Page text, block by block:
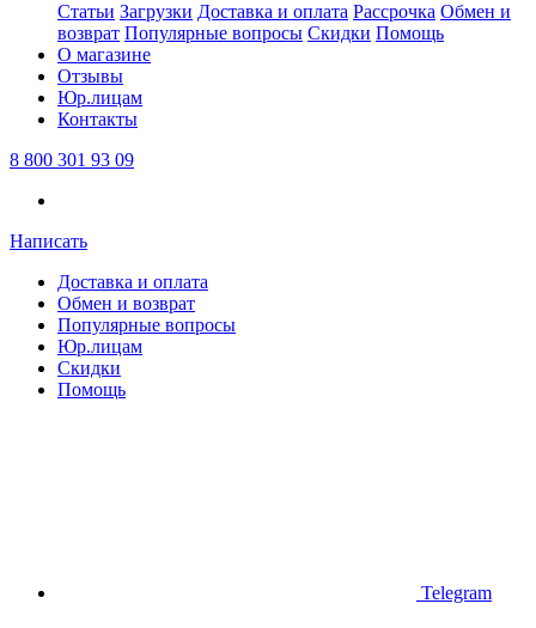
Статьи Загрузки Доставка и оплата Рассрочка Обмен и
возврат Популярные вопросы Скидки Помощь
О магазине
Отзывы
Юр.лицам
Контакты
8 800 301 93 09
Написать
Доставка и оплата
Обмен и возврат
Популярные вопросы
Юр.лицам
Скидки
Помощь
Telegram